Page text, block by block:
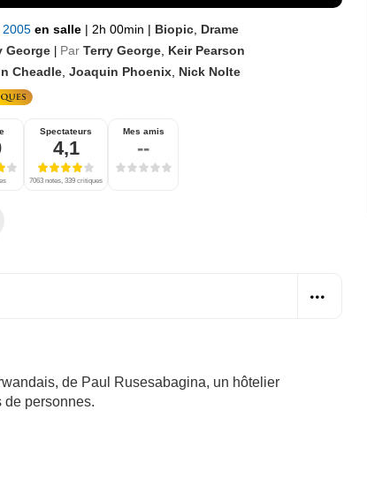
en salle | 2h 00min | Biopic Drame
George | Par Terry George Keir Pearson
Cheadle Joaquin Phoenix Nick Nolte
Spectateurs
4,1
7063 notes, 339 critiques
Mes amis
--
de Paul Rusesabagina, un hôtelier
de personnes.